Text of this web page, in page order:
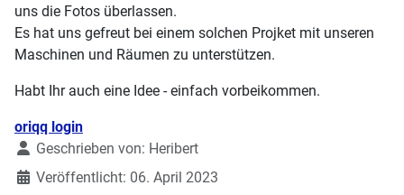
uns die Fotos überlassen.
Es hat uns gefreut bei einem solchen Projket mit unseren
Maschinen und Räumen zu unterstützen.
Habt Ihr auch eine Idee - einfach vorbeikommen.
Details
oriqq login
Geschrieben von: Heribert
Veröffentlicht: 06. April 2023